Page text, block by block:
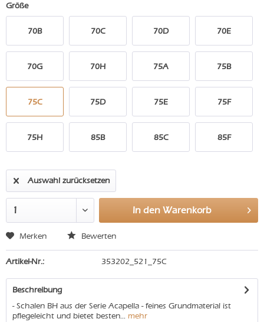
Größe
70B 70C 70D 70E
70G 70H 75A 75B
75C 75D 75E 75F
75H 85B 85C 85F
Auswahl zurücksetzen
In den Warenkorb
Merken Bewerten
Artikel-Nr.: 353202_521_75C
Beschreibung
- Schalen BH aus der Serie Acapella - feines Grundmaterial ist
pflegeleicht und bietet besten... mehr